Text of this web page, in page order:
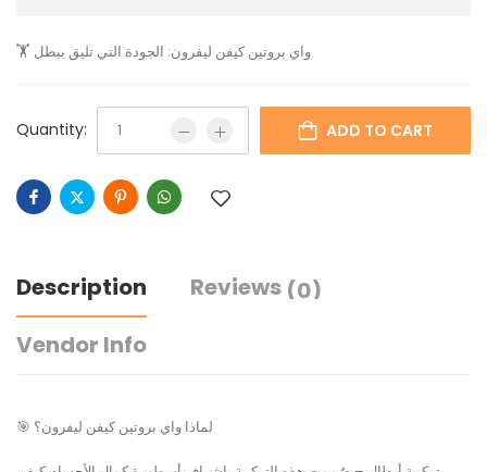
🏋️ واي بروتين كيفن ليفرون: الجودة التي تليق ببطل
Quantity: ADD TO CART
Description Reviews (0)
Vendor Info
🎯 لماذا واي بروتين كيفن ليفرون؟